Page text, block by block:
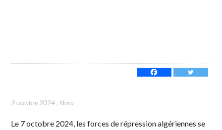
9 octobre 2024, Nora
Le 7 octobre 2024, les forces de répression algériennes se